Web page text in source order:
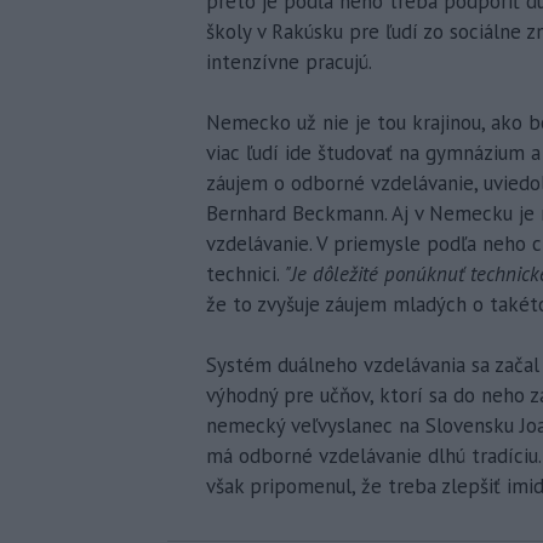
školy v Rakúsku pre ľudí zo sociálne
intenzívne pracujú.
Nemecko už nie je tou krajinou, ako
viac ľudí ide študovať na gymnázium
záujem o odborné vzdelávanie,
Bernhard Beckmann. Aj v Nemecku
vzdelávanie. V priemysle podľa
technici. "Je dôležité ponúknuť
že to zvyšuje záujem mladých o
Systém duálneho vzdelávania sa
výhodný pre učňov, ktorí sa do neho
nemecký veľvyslanec na Slovensku
má odborné vzdelávanie dlhú
však pripomenul, že treba zlepšiť